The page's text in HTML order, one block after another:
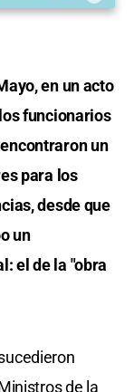
en un acto
funcionarios
un
para los
desde que
un
el de la "obra
de la